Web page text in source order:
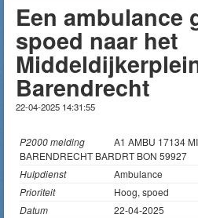
Een ambulance
spoed naar het
Barendrecht
22-04-2025 14:31:55
P2000 melding
A1 AMBU 17134
BARENDRECHT BARDRT BON 59927
Hulpdienst
Ambulance
Prioriteit
Hoog, spoed
Datum
22-04-2025